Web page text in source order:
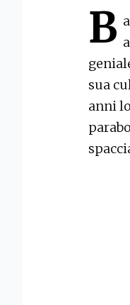
B
sua
anni